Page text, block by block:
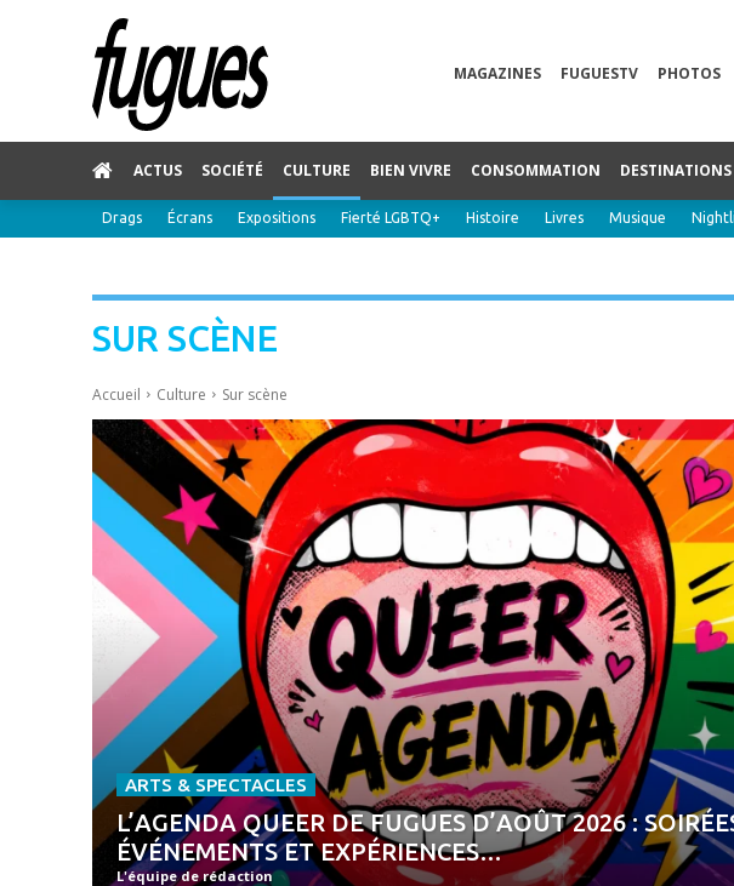
MAGAZINES FUGUESTV PHOTOS
ACTUS SOCIÉTÉ CULTURE BIEN VIVRE CONSOMMATION DESTINATIONS
Drags Écrans Expositions Fierté LGBTQ+ Histoire Livres Musique
SUR SCÈNE
Accueil Culture Sur scène
ARTS & SPECTACLES
L’AGENDA QUEER DE FUGUES D’AOÛT 2026 :
ÉVÉNEMENTS ET EXPÉRIENCES…
L'équipe de rédaction